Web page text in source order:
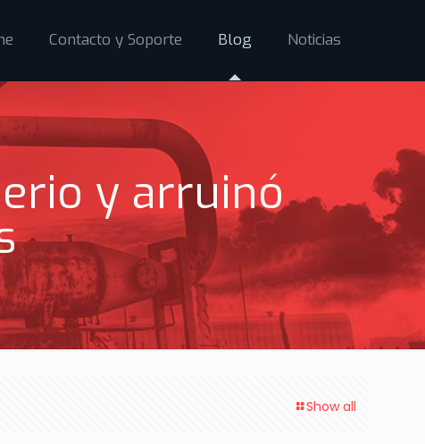
Contacto y Soporte Blog Noticias
y arruinó
Show all